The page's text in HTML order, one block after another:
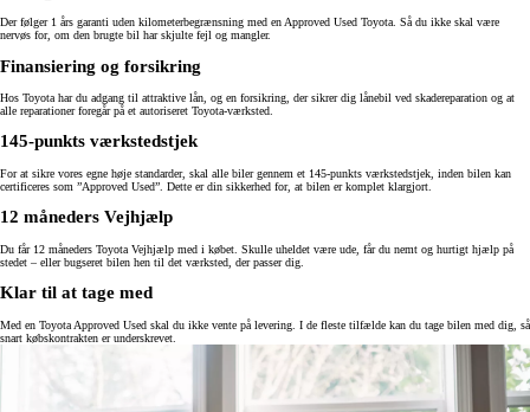
Der følger 1 års garanti uden kilometerbegrænsning med en Approved Used Toyota. Så du ikke skal være
nervøs for, om den brugte bil har skjulte fejl og mangler.
Finansiering og forsikring
Hos Toyota har du adgang til attraktive lån, og en forsikring, der sikrer dig lånebil ved skadereparation og at
alle reparationer foregår på et autoriseret Toyota-værksted.
145-punkts værkstedstjek
For at sikre vores egne høje standarder, skal alle biler gennem et 145-punkts værkstedstjek, inden bilen kan
certificeres som ”Approved Used”. Dette er din sikkerhed for, at bilen er komplet klargjort.
12 måneders Vejhjælp
Du får 12 måneders Toyota Vejhjælp med i købet. Skulle uheldet være ude, får du nemt og hurtigt hjælp på
stedet – eller bugseret bilen hen til det værksted, der passer dig.
Klar til at tage med
Med en Toyota Approved Used skal du ikke vente på levering. I de fleste tilfælde kan du tage bilen med dig, så
snart købskontrakten er underskrevet.